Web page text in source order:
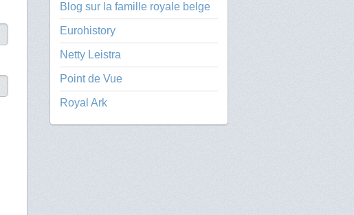
Blog sur la famille royale belge
Eurohistory
Netty Leistra
Point de Vue
Royal Ark